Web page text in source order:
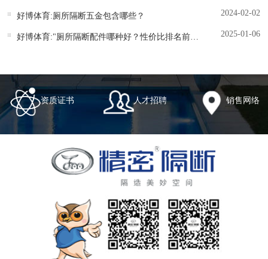
好博体育:厕所隔断五金包含哪些？ 2024-02-02
好博体育:"厕所隔断配件哪种好？性价比排名前十品牌测评" 2025-01-06
资质证书 人才招聘 销售网络